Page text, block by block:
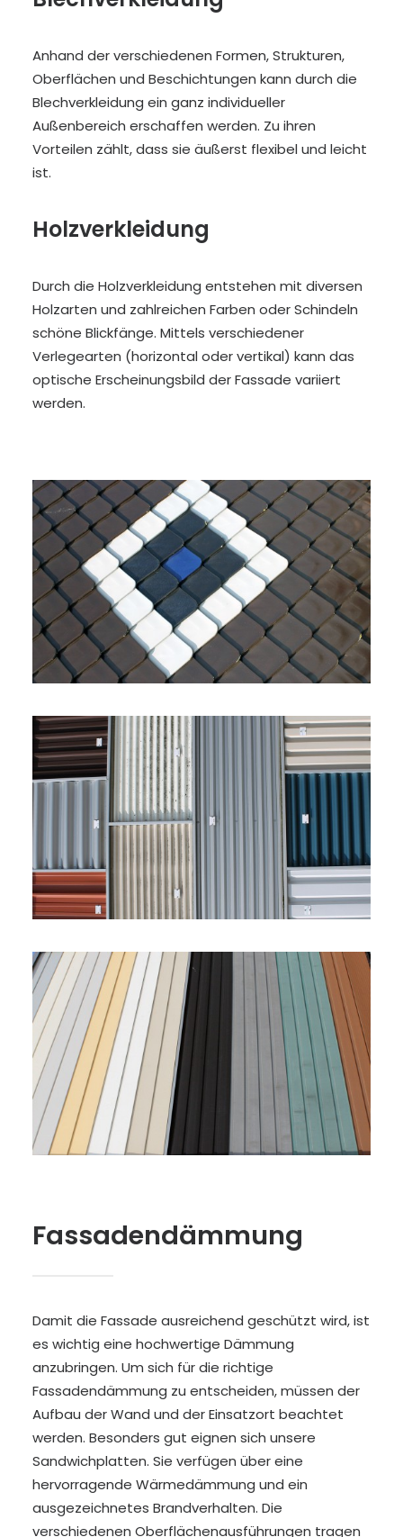
Anhand der verschiedenen Formen, Strukturen,
Oberflächen und Beschichtungen kann durch die
Blechverkleidung ein ganz individueller
Außenbereich erschaffen werden. Zu ihren
Vorteilen zählt, dass sie äußerst flexibel und leicht
ist.
Holzverkleidung
Durch die Holzverkleidung entstehen mit diversen
Holzarten und zahlreichen Farben oder Schindeln
schöne Blickfänge. Mittels verschiedener
Verlegearten (horizontal oder vertikal) kann das
optische Erscheinungsbild der Fassade variiert
werden.
Fassadendämmung
Damit die Fassade ausreichend geschützt wird, ist
es wichtig eine hochwertige Dämmung
anzubringen. Um sich für die richtige
Fassadendämmung zu entscheiden, müssen der
Aufbau der Wand und der Einsatzort beachtet
werden. Besonders gut eignen sich unsere
Sandwichplatten. Sie verfügen über eine
hervorragende Wärmedämmung und ein
ausgezeichnetes Brandverhalten. Die
verschiedenen Oberflächenausführungen tragen